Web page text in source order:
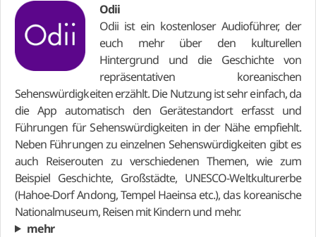
Odii
Odii ist ein kostenloser Audioführer, der
euch mehr über den kulturellen
Hintergrund und die Geschichte von
repräsentativen koreanischen
Sehenswürdigkeiten erzählt. Die Nutzung ist sehr einfach, da
die App automatisch den Gerätestandort erfasst und
Führungen für Sehenswürdigkeiten in der Nähe empfiehlt.
Neben Führungen zu einzelnen Sehenswürdigkeiten gibt es
auch Reiserouten zu verschiedenen Themen, wie zum
Beispiel Geschichte, Großstädte, UNESCO-Weltkulturerbe
(Hahoe-Dorf Andong, Tempel Haeinsa etc.), das koreanische
Nationalmuseum, Reisen mit Kindern und mehr.
mehr